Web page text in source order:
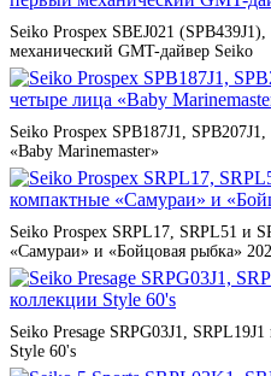
Seiko Prospex SBEJ021
механический GMT-дайвер Seiko
Seiko Prospex SPB187J1,
«Baby Marinemaster»
Seiko Prospex SRPL17, SRPL51 и
«Самураи» и «Бойцовая рыбка»
Seiko Presage SRPG03J1,
Style 60's